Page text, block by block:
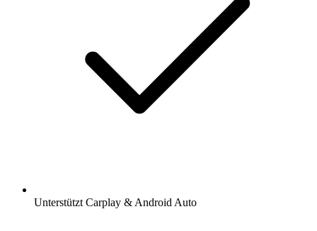
Unterstützt Carplay & Android Auto